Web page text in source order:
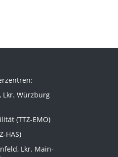
Lkr. Würzburg
(TTZ-EMO)
HAS)
Lkr. Main-